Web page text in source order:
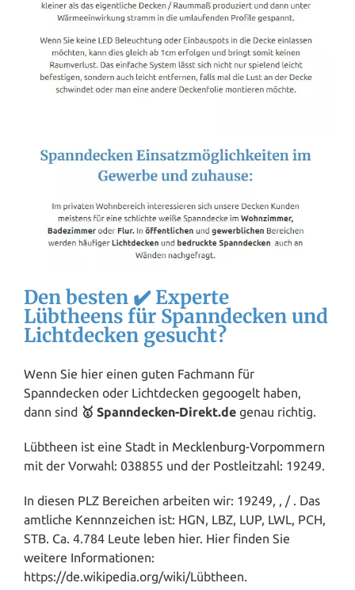
Den besten ✔️ Experte
Lübtheens für Spanndecken und
Lichtdecken gesucht?
Wenn Sie hier einen guten Fachmann für
Spanndecken oder Lichtdecken gegoogelt haben,
dann sind 🥇 Spanndecken-Direkt.de genau richtig.
Lübtheen ist eine Stadt in Mecklenburg-Vorpommern
mit der Vorwahl: 038855 und der Postleitzahl: 19249.
In diesen PLZ Bereichen arbeiten wir: 19249, , / . Das
amtliche Kennnzeichen ist: HGN, LBZ, LUP, LWL, PCH,
STB. Ca. 4.784 Leute leben hier. Hier finden Sie
weitere Informationen:
https://de.wikipedia.org/wiki/Lübtheen.